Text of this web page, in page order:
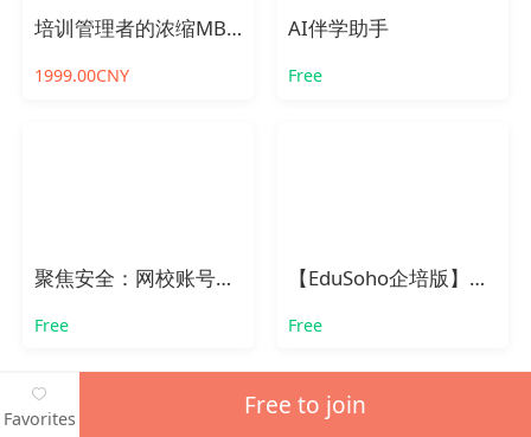
培训管理者的浓缩MBA公开课
1999.00CNY
AI伴学助手
Free
聚焦安全：网校账号管理漏洞剖析与防范对策
Free
【EduSoho企培版】产品介绍
Free
Favorites Free to join